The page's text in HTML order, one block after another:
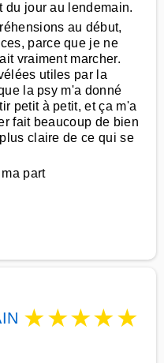
du jour au lendemain.
au début,
parce que je ne
vraiment marcher.
utiles par la
la psy m'a donné
petit à petit, et ça m'a
fait beaucoup de bien
claire de ce qui se
part
★★★★★